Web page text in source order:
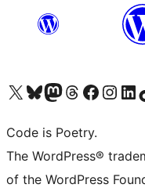
Visit our X (formerly Twitter) account
ഞങ്ങളുടെ ബ്ലൂസ്കൈ അക്കൗണ്ട്
Visit our Mastodon account
ഞങ്ങളുടെ ത്രെഡ്സ്
Visit our Facebook page
Visit ourVisit
Code is Poetry.
The WordPress®
of the WordPress